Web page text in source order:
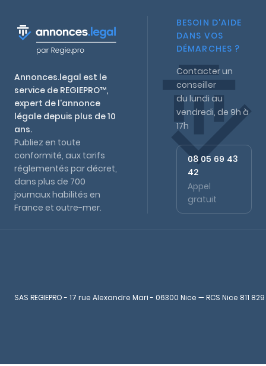
Annonces.legal est le
service de REGIEPRO™,
expert de l'annonce
légale depuis plus de 10
ans.
Publiez en toute
conformité, aux tarifs
réglementés par décret,
dans plus de 700
journaux habilités en
France et outre-mer.
BESOIN D'AIDE
DANS VOS
DÉMARCHES ?
Contacter un
conseiller
du lundi au
vendredi, de 9h à
17h
08 05 69 43
42
Appel
gratuit
SAS REGIEPRO - 17 rue Alexandre Mari - 06300 Nice — RCS Nice 811